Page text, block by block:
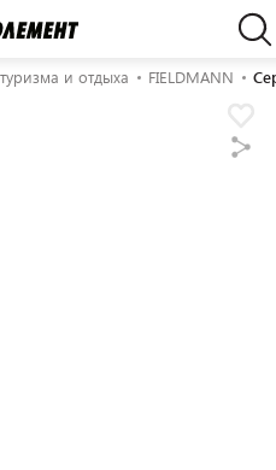
и отдыха FIELDMANN